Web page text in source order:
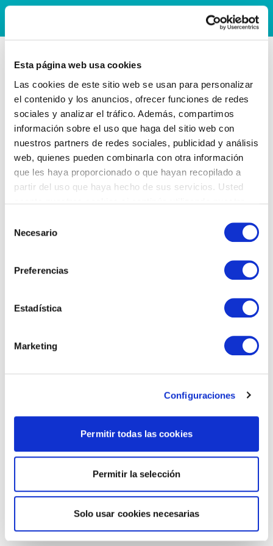
Esta página web usa cookies
Las cookies de este sitio web se usan para personalizar
el contenido y los anuncios, ofrecer funciones de redes
sociales y analizar el tráfico. Además, compartimos
información sobre el uso que haga del sitio web con
nuestros partners de redes sociales, publicidad y análisis
web, quienes pueden combinarla con otra información
que les haya proporcionado o que hayan recopilado a
partir del uso que haya hecho de sus servicios. Usted
Necesario
Preferencias
Estadística
Marketing
Configuraciones
Permitir todas las cookies
Permitir la selección
Solo usar cookies necesarias